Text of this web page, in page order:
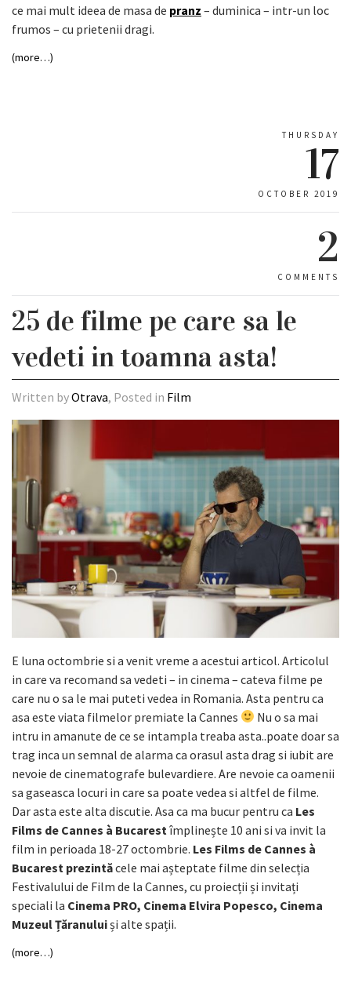
ce mai mult ideea de masa de pranz – duminica – intr-un loc
frumos – cu prietenii dragi.
(more…)
THURSDAY
17
OCTOBER 2019
2
COMMENTS
25 de filme pe care sa le
vedeti in toamna asta!
Written byOtrava, Posted in Film
E luna octombrie si a venit vreme a acestui articol. Articolul
in care va recomand sa vedeti – in cinema – cateva filme pe
care nu o sa le mai puteti vedea in Romania. Asta pentru ca
asa este viata filmelor premiate la Cannes
Nu o sa mai
intru in amanute de ce se intampla treaba asta..poate doar sa
trag inca un semnal de alarma ca orasul asta drag si iubit are
nevoie de cinematografe bulevardiere. Are nevoie ca oamenii
sa gaseasca locuri in care sa poate vedea si altfel de filme.
Dar asta este alta discutie. Asa ca ma bucur pentru ca Les
Films de Cannes à Bucarest împlinește 10 ani si va invit la
film in perioada 18-27 octombrie. Les Films de Cannes à
Bucarest prezintăcele mai așteptate filme din selecția
Festivalului de Film de la Cannes, cu proiecții și invitați
speciali la Cinema PRO, Cinema Elvira Popesco, Cinema
Muzeul Țăranuluiși alte spații.
(more…)